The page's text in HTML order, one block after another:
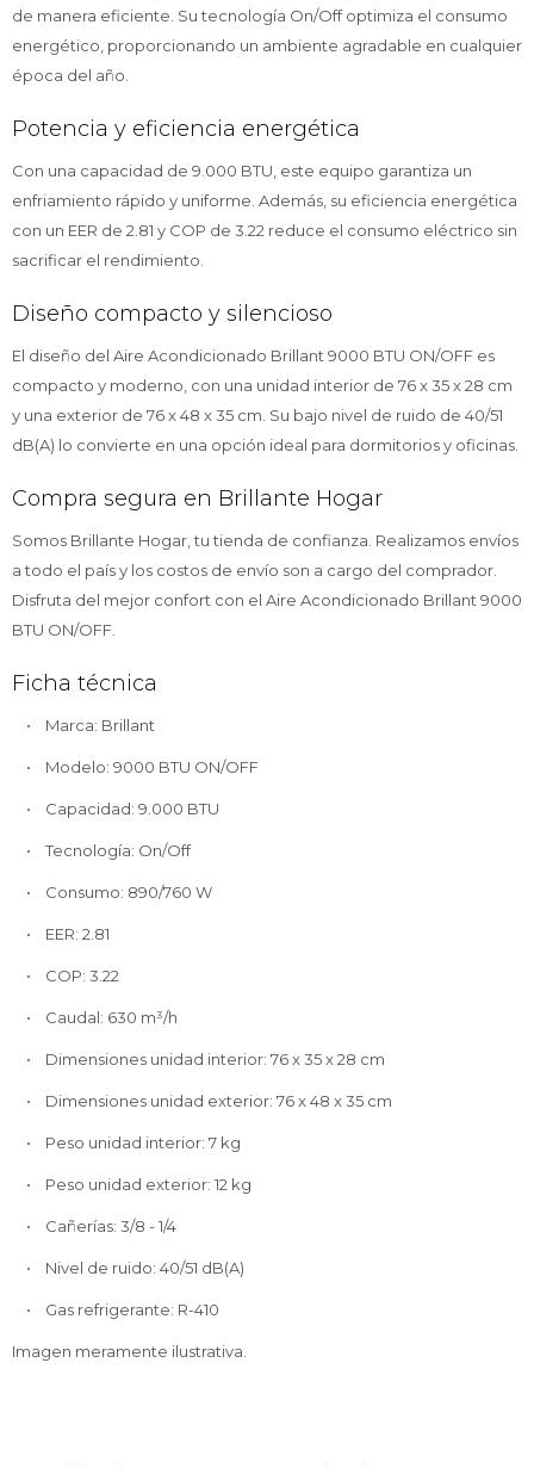
de manera eficiente. Su tecnología On/Off optimiza el consumo
energético, proporcionando un ambiente agradable en cualquier
época del año.
Potencia y eficiencia energética
Con una capacidad de 9.000 BTU, este equipo garantiza un
enfriamiento rápido y uniforme. Además, su eficiencia energética
con un EER de 2.81 y COP de 3.22 reduce el consumo eléctrico sin
sacrificar el rendimiento.
Diseño compacto y silencioso
El diseño del Aire Acondicionado Brillant 9000 BTU ON/OFF es
compacto y moderno, con una unidad interior de 76 x 35 x 28 cm
y una exterior de 76 x 48 x 35 cm. Su bajo nivel de ruido de 40/51
dB(A) lo convierte en una opción ideal para dormitorios y oficinas.
Compra segura en Brillante Hogar
Somos Brillante Hogar, tu tienda de confianza. Realizamos envíos
a todo el país y los costos de envío son a cargo del comprador.
Disfruta del mejor confort con el Aire Acondicionado Brillant 9000
BTU ON/OFF.
Ficha técnica
• Marca: Brillant
• Modelo: 9000 BTU ON/OFF
• Capacidad: 9.000 BTU
• Tecnología: On/Off
• Consumo: 890/760 W
• EER: 2.81
• COP: 3.22
• Caudal: 630 m³/h
• Dimensiones unidad interior: 76 x 35 x 28 cm
• Dimensiones unidad exterior: 76 x 48 x 35 cm
• Peso unidad interior: 7 kg
• Peso unidad exterior: 12 kg
• Cañerías: 3/8 - 1/4
• Nivel de ruido: 40/51 dB(A)
• Gas refrigerante: R-410
Imagen meramente ilustrativa.